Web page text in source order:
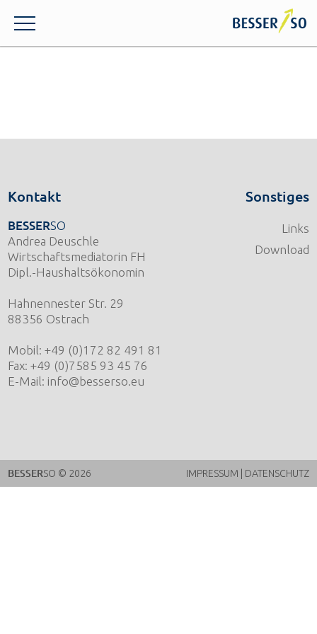
Sonstiges
Links
Download
Kontakt
BESSERSO
Andrea Deuschle
Wirtschaftsmediatorin FH
Dipl.-Haushaltsökonomin
Hahnennester Str. 29
88356 Ostrach
Mobil: +49 (0)172 82 491 81
Fax: +49 (0)7585 93 45 76
E-Mail: info@besserso.eu
BESSERSO © 2026 IMPRESSUM DATENSCHUTZ